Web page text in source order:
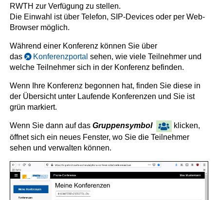
RWTH zur Verfügung zu stellen.
Die Einwahl ist über Telefon, SIP-Devices oder per Web-
Browser möglich.
Während einer Konferenz können Sie über
das
Konferenzportal sehen, wie viele Teilnehmer und
welche Teilnehmer sich in der Konferenz befinden.
Wenn Ihre Konferenz begonnen hat, finden Sie diese in
der Übersicht unter Laufende Konferenzen und Sie ist
grün markiert.
Wenn Sie dann auf das Gruppensymbol
klicken,
öffnet sich ein neues Fenster, wo Sie die Teilnehmer
sehen und verwalten können.